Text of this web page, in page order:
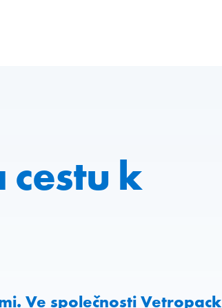
k
Ve společnosti Vetropack